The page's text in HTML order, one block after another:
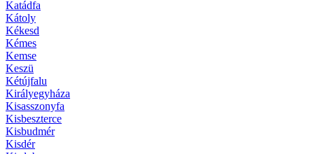
Katádfa
Kátoly
Kékesd
Kémes
Kemse
Keszü
Kétújfalu
Királyegyháza
Kisasszonyfa
Kisbeszterce
Kisbudmér
Kisdér